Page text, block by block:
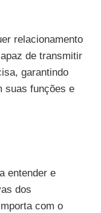
relacionamento
de transmitir
garantindo
suas funções e
entender e
dos
com o